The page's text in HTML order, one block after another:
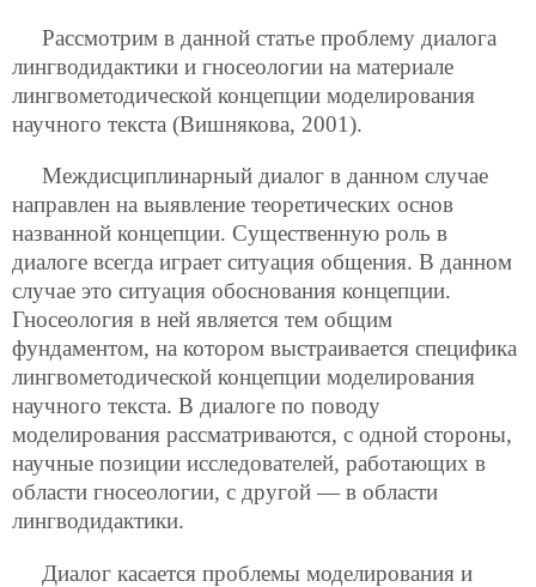
Рассмотрим в данной статье проблему диалога
лингводидактики и гносеологии на материале
лингвометодической концепции моделирования
научного текста (Вишнякова, 2001).
Междисциплинарный диалог в данном случае
направлен на выявление теоретических основ
названной концепции. Существенную роль в
диалоге всегда играет ситуация общения. В данном
случае это ситуация обоснования концепции.
Гносеология в ней является тем общим
фундаментом, на котором выстраивается специфика
лингвометодической концепции моделирования
научного текста. В диалоге по поводу
моделирования рассматриваются, с одной стороны,
научные позиции исследователей, работающих в
области гносеологии, с другой — в области
лингводидактики.
Диалог касается проблемы моделирования и